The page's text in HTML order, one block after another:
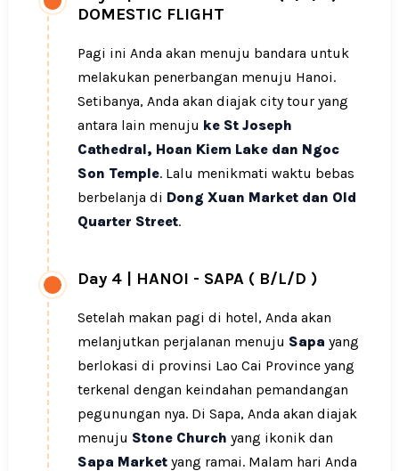
DOMESTIC FLIGHT
Pagi ini Anda akan menuju bandara untuk
melakukan penerbangan menuju Hanoi.
Setibanya, Anda akan diajak city tour yang
antara lain menuju ke St Joseph
Cathedral, Hoan Kiem Lake dan Ngoc
Son Temple. Lalu menikmati waktu bebas
berbelanja di Dong Xuan Market dan Old
Quarter Street.
Day 4 HANOI - SAPA ( B/L/D )
Setelah makan pagi di hotel, Anda akan
melanjutkan perjalanan menuju Sapa yang
berlokasi di provinsi Lao Cai Province yang
terkenal dengan keindahan pemandangan
pegunungan nya. Di Sapa, Anda akan diajak
menuju Stone Church yang ikonik dan
Sapa Market yang ramai. Malam hari Anda